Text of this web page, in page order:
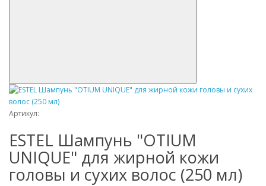
Артикул:
ESTEL Шампунь "OTIUM
UNIQUE" для жирной кожи
головы и сухих волос (250 мл)